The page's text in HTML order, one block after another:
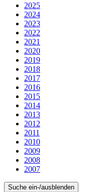
2025
2024
2023
2022
2021
2020
2019
2018
2017
2016
2015
2014
2013
2012
2011
2010
2009
2008
2007
Suche ein-/ausblenden